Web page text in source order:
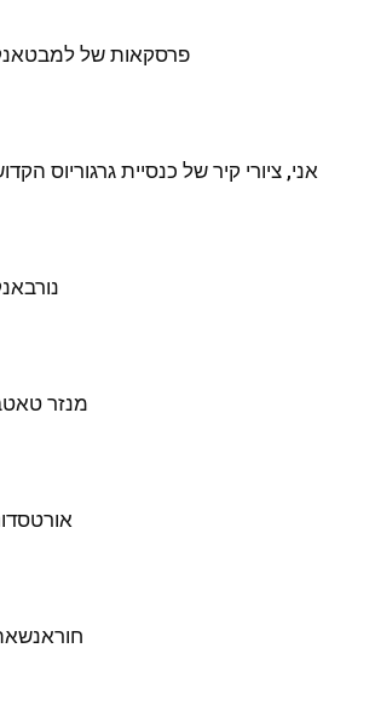
פרסקאות של
אני, ציורי קיר של כנסיית גרגוריוס
מנזר